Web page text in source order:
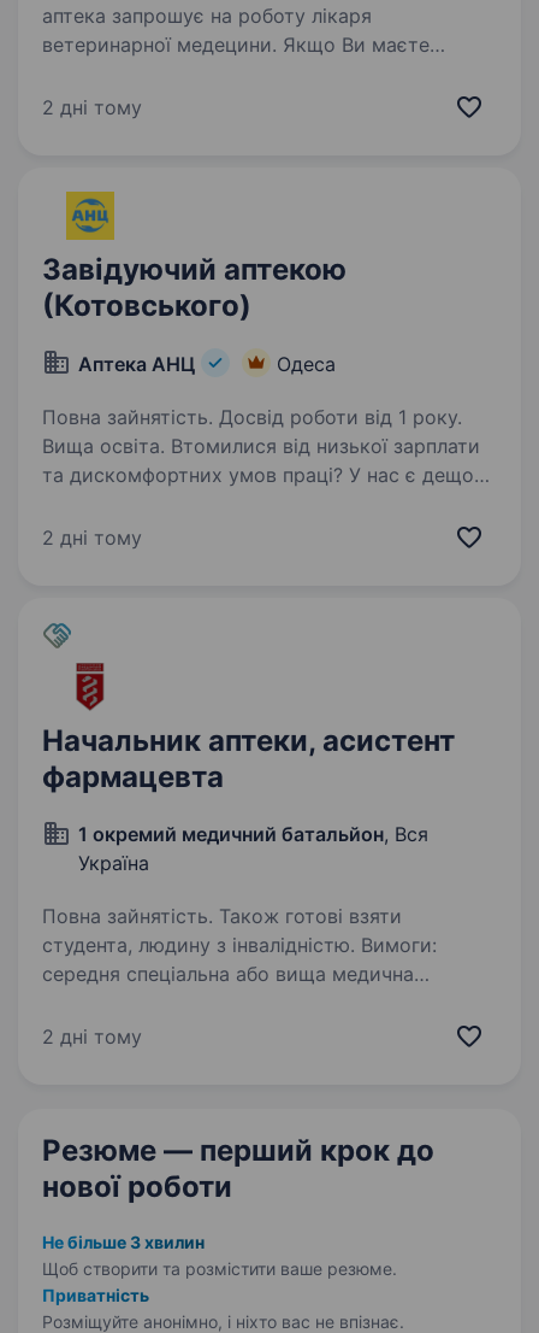
аптека запрошує на роботу лікаря
ветеринарної медецини. Якщо Ви маєте
не підходить, — то ця вакансія-саме для Вас!
2 дні тому
Завідуючий аптекою
(Котовського)
Аптека АНЦ Одеса
Повна зайнятість. Досвід роботи від 1 року.
Вища освіта. Втомилися від низької зарплати
та дискомфортних умов праці? У нас є дещо
ринку — «Аптека АНЦ» і ми шукаємо саме
2 дні тому
Начальник аптеки, асистент
фармацевта
1 окремий медичний батальйон, Вся
Україна
Повна зайнятість. Також готові взяти
студента, людину з інвалідністю. Вимоги:
середня спеціальна або вища медична
обліку, зберігання та управління медичним
2 дні тому
Резюме — перший крок до
нової роботи
Не більше 3 хвилин
Щоб створити та розмістити ваше резюме.
Приватність
Розміщуйте анонімно, і ніхто вас не впізнає.